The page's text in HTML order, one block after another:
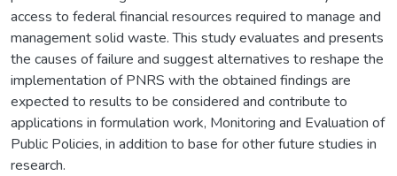
access to federal financial resources required to manage and
management solid waste. This study evaluates and presents
the causes of failure and suggest alternatives to reshape the
implementation of PNRS with the obtained findings are
expected to results to be considered and contribute to
applications in formulation work, Monitoring and Evaluation of
Public Policies, in addition to base for other future studies in
research.